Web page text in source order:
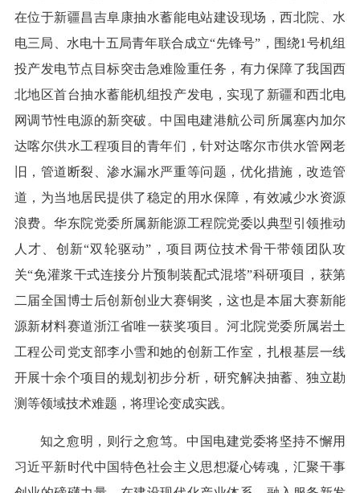
在位于新疆昌吉阜康抽水蓄能电站建设现场，西北院、水
电三局、水电十五局青年联合成立“先锋号”，围绕1号机组
投产发电节点目标突击急难险重任务，有力保障了我国西
北地区首台抽水蓄能机组投产发电，实现了新疆和西北电
网调节性电源的新突破。中国电建港航公司所属塞内加尔
达喀尔供水工程项目的青年们，针对达喀尔市供水管网老
旧，管道断裂、渗水漏水严重等问题，优化措施，改造管
道，为当地居民提供了稳定的用水保障，有效减少水资源
浪费。华东院党委所属新能源工程院党委以典型引领推动
人才、创新“双轮驱动”，项目两位技术骨干带领团队攻
关“免灌浆干式连接分片预制装配式混塔”科研项目，获第
二届全国博士后创新创业大赛铜奖，这也是本届大赛新能
源新材料赛道浙江省唯一获奖项目。河北院党委所属岩土
工程公司党支部李小雪和她的创新工作室，扎根基层一线
开展十余个项目的规划初步分析，研究解决抽蓄、独立勘
测等领域技术难题，将理论变成实践。
知之愈明，则行之愈笃。中国电建党委将坚持不懈用
习近平新时代中国特色社会主义思想凝心铸魂，汇聚干事